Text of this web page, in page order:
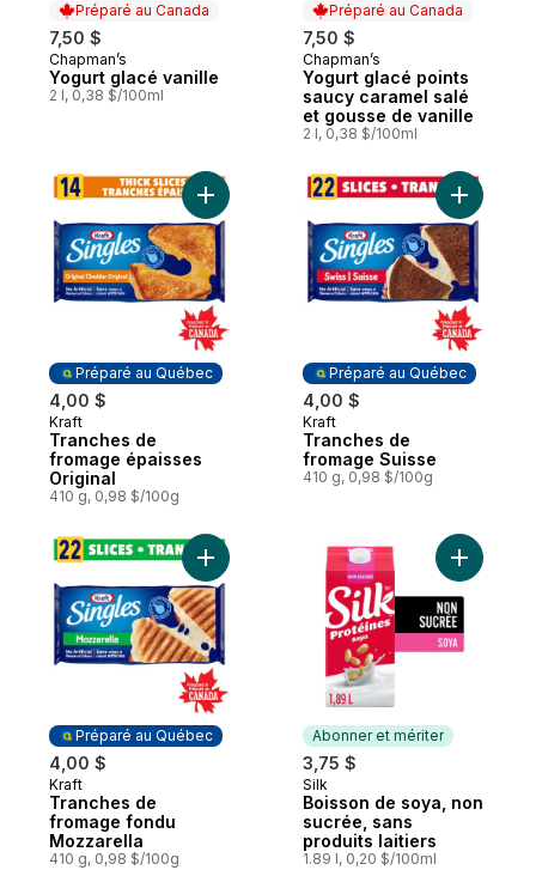
Préparé au Canada
7,50 $
Préparé au Canada
Chapman’s
Yogurt glacé vanille
2 l, 0,38 $/100ml
Préparé au Canada
7,50 $
Préparé au Canada
Chapman’s
Yogurt glacé points
saucy caramel salé
et gousse de vanille
2 l, 0,38 $/100ml
Préparé au Québec
4,00 $
Préparé au Québec
Kraft
Tranches de
fromage épaisses
Original
410 g, 0,98 $/100g
Ajouter Tranches de fromage épaisses
Préparé au Québec
4,00 $
Préparé au Québec
Kraft
Tranches de
fromage Suisse
410 g, 0,98 $/100g
Ajouter
Préparé au Québec
4,00 $
Préparé au Québec
Kraft
Tranches de
fromage fondu
Mozzarella
410 g, 0,98 $/100g
Ajouter Tranches de fromage fondu
Abonner et mériter
3,75 $
Abonner et mériter
Silk
Boisson de soya, non
sucrée, sans
produits laitiers
1.89 l, 0,20 $/100ml
Ajouter